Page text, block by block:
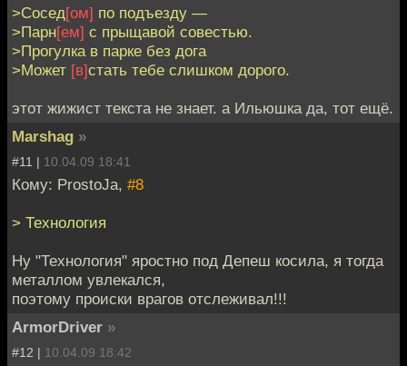
>Сосед[ом] по подъезду —
>Парн[ем] с прыщавой совестью.
>Прогулка в парке без дога
>Может [в]стать тебе слишком дорого.
этот жижист текста не знает. а Ильюшка да, тот ещё.
Marshag »
#11 | 10.04.09 18:41
Кому: ProstoJa, #8
> Технология
Ну "Технология" яростно под Депеш косила, я тогда
металлом увлекался,
поэтому происки врагов отслеживал!!!
ArmorDriver »
#12 | 10.04.09 18:42